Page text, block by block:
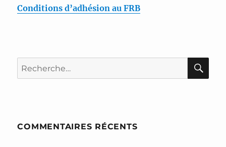
Conditions d’adhésion au FRB
Recherche
pour :
COMMENTAIRES RÉCENTS